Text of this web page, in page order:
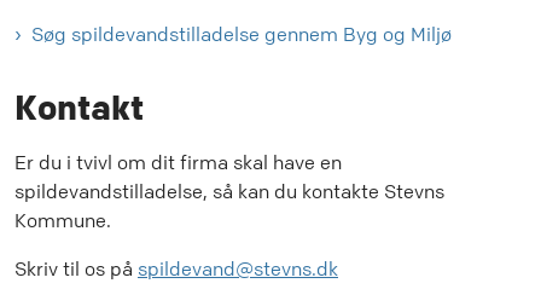
Søg spildevandstilladelse gennem Byg og Miljø
Kontakt
Er du i tvivl om dit firma skal have en
spildevandstilladelse, så kan du kontakte Stevns
Kommune.
Skriv til os på spildevand@stevns.dk